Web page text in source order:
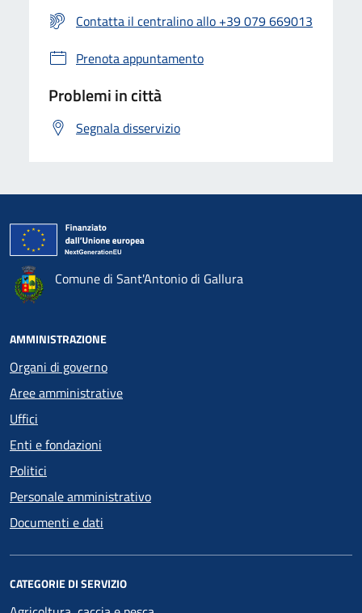
Contatta il centralino allo +39 079 669013
Prenota appuntamento
Problemi in città
Segnala disservizio
Comune di Sant'Antonio di Gallura
AMMINISTRAZIONE
Organi di governo
Aree amministrative
Uffici
Enti e fondazioni
Politici
Personale amministrativo
Documenti e dati
CATEGORIE DI SERVIZIO